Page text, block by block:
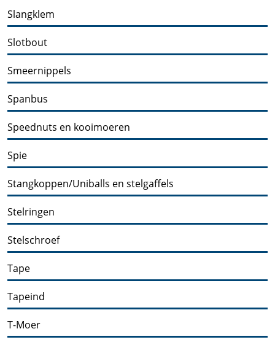
Slangklem
Slotbout
Smeernippels
Spanbus
Speednuts en kooimoeren
Spie
Stangkoppen/Uniballs en stelgaffels
Stelringen
Stelschroef
Tape
Tapeind
T-Moer